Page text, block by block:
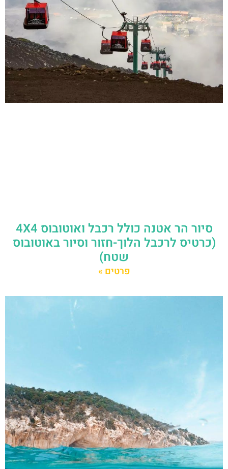
סיור הר אטנה כולל רכבל ואוטובוס 4X4
(כרטיס לרכבל הלוך-חזור וסיור באוטובוס
שטח)
פרטים »